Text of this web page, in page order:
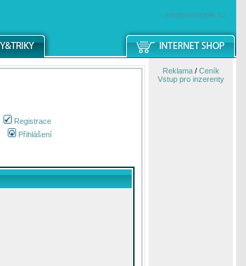
windowsmobile.cz
Registrace
Přihlášení
Reklama/ Ceník
Vstup pro inzerenty